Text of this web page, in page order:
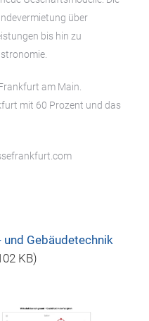
über
bis hin zu
am Main.
mit 60 Prozent und das
und Gebäudetechnik
KB)